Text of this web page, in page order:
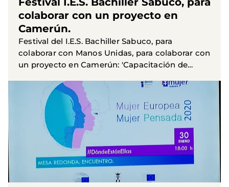
colaborar con un proyecto en
Camerún.
Festival del I.E.S. Bachiller Sabuco, para
colaborar con Manos Unidas, para colaborar con
un proyecto en Camerún: 'Capacitación de
alimentaria'.